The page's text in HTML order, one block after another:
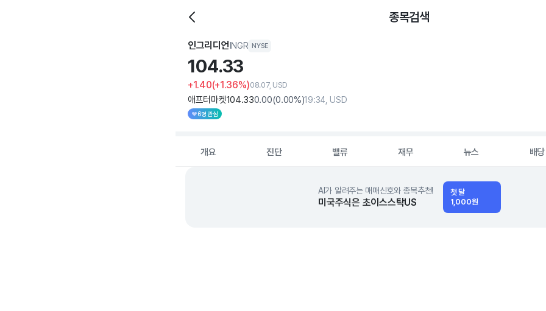
종목검색
인그리디언 INGR NYSE
104.33
+1.40(+1.36%)08.07, USD
애프터마켓104.330.00(0.00%)19:34, USD
6명 관심
개요 진단 밸류 재무 뉴스 배당
AI가 알려주는 매매신호와 종목추천!
미국주식은 초이스스탁US
첫 달
1,000원